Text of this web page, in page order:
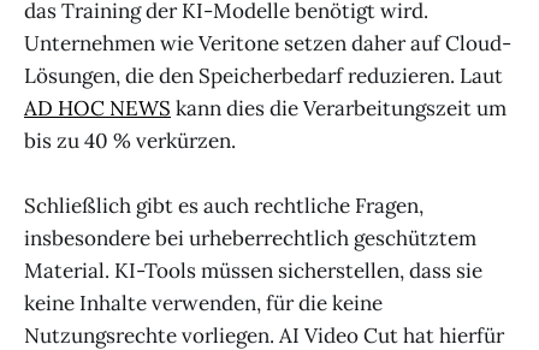
das Training der KI-Modelle benötigt wird.
Unternehmen wie Veritone setzen daher auf Cloud-
Lösungen, die den Speicherbedarf reduzieren. Laut
AD HOC NEWS kann dies die Verarbeitungszeit um
bis zu 40 % verkürzen.
Schließlich gibt es auch rechtliche Fragen,
insbesondere bei urheberrechtlich geschütztem
Material. KI-Tools müssen sicherstellen, dass sie
keine Inhalte verwenden, für die keine
Nutzungsrechte vorliegen. AI Video Cut hat hierfür